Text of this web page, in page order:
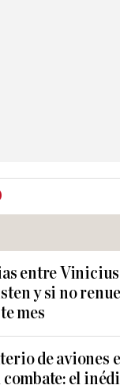
entre Vinicius
y si no
mes
de aviones
el